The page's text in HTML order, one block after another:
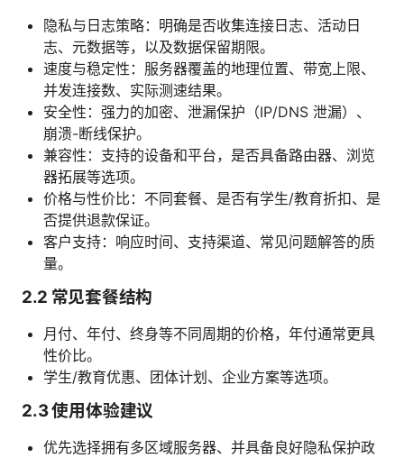
隐私与日志策略：明确是否收集连接日志、活动日
志、元数据等，以及数据保留期限。
速度与稳定性：服务器覆盖的地理位置、带宽上限、
并发连接数、实际测速结果。
安全性：强力的加密、泄漏保护（IP/DNS 泄漏）、
崩溃-断线保护。
兼容性：支持的设备和平台，是否具备路由器、浏览
器拓展等选项。
价格与性价比：不同套餐、是否有学生/教育折扣、是
否提供退款保证。
客户支持：响应时间、支持渠道、常见问题解答的质
量。
2.2 常见套餐结构
月付、年付、终身等不同周期的价格，年付通常更具
性价比。
学生/教育优惠、团体计划、企业方案等选项。
2.3 使用体验建议
优先选择拥有多区域服务器、并具备良好隐私保护政